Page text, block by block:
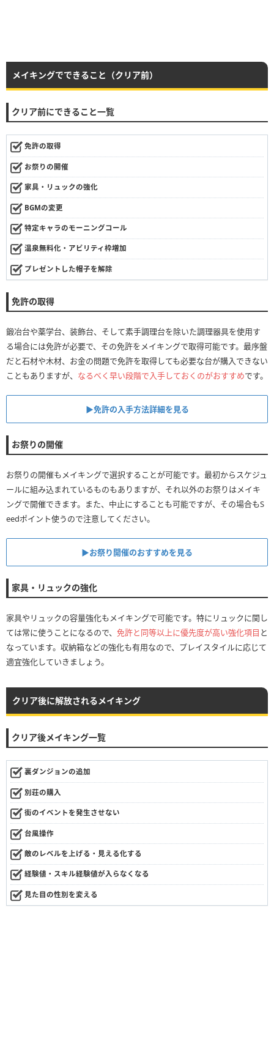
メイキングでできること（クリア前）
クリア前にできること一覧
免許の取得
お祭りの開催
家具・リュックの強化
BGMの変更
特定キャラのモーニングコール
温泉無料化・アビリティ枠増加
プレゼントした帽子を解除
免許の取得
鍛冶台や薬学台、装飾台、そして素手調理台を除いた調理器具を使用す
る場合には免許が必要で、その免許をメイキングで取得可能です。最序盤
だと石材や木材、お金の問題で免許を取得しても必要な台が購入できない
こともありますが、 なるべく早い段階で入手しておくのがおすすめです。
▶免許の入手方法詳細を見る
お祭りの開催
お祭りの開催もメイキングで選択することが可能です。最初からスケジュ
ールに組み込まれているものもありますが、それ以外のお祭りはメイキ
ングで開催できます。また、中止にすることも可能ですが、その場合もS
eedポイント使うので注意してください。
▶お祭り開催のおすすめを見る
家具・リュックの強化
家具やリュックの容量強化もメイキングで可能です。特にリュックに関し
ては常に使うことになるので、 免許と同等以上に優先度が高い強化項目 と
なっています。収納箱などの強化も有用なので、プレイスタイルに応じて
適宜強化していきましょう。
クリア後に解放されるメイキング
クリア後メイキング一覧
裏ダンジョンの追加
別荘の購入
街のイベントを発生させない
台風操作
敵のレベルを上げる・見える化する
経験値・スキル経験値が入らなくなる
見た目の性別を変える